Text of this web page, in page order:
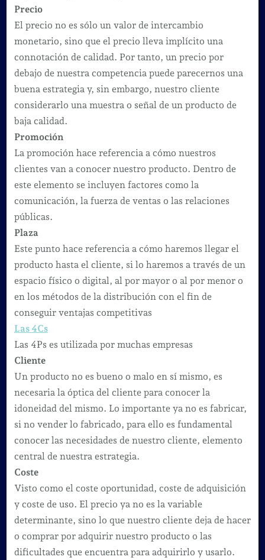
Precio
El precio no es sólo un valor de intercambio
monetario, sino que el precio lleva implícito una
connotación de calidad. Por tanto, un precio por
debajo de nuestra competencia puede parecernos una
buena estrategia y, sin embargo, nuestro cliente
considerarlo una muestra o señal de un producto de
baja calidad.
Promoción
La promoción hace referencia a cómo nuestros
clientes van a conocer nuestro producto. Dentro de
este elemento se incluyen factores como la
comunicación, la fuerza de ventas o las relaciones
públicas.
Plaza
Este punto hace referencia a cómo haremos llegar el
producto hasta el cliente, si lo haremos a través de un
espacio físico o digital, al por mayor o al por menor o
en los métodos de la distribución con el fin de
conseguir ventajas competitivas
Las 4Cs
Las 4Ps es utilizada por muchas empresas
Cliente
Un producto no es bueno o malo en sí mismo, es
necesaria la óptica del cliente para conocer la
idoneidad del mismo. Lo importante ya no es fabricar,
si no vender lo fabricado, para ello es fundamental
conocer las necesidades de nuestro cliente, elemento
central de nuestra estrategia.
Coste
Visto como el coste oportunidad, coste de adquisición
y coste de uso. El precio ya no es la variable
determinante, sino lo que nuestro cliente deja de hacer
o comprar por adquirir nuestro producto o las
dificultades que encuentra para adquirirlo y usarlo.